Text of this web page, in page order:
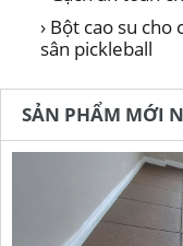
› Bột cao su
sân pickleball
SẢN PHẨM MỚI